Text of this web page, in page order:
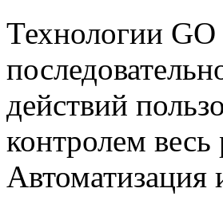
Технологии
действий
контролем
Автоматизация